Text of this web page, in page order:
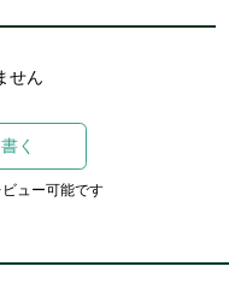
せん
く
ュー可能です